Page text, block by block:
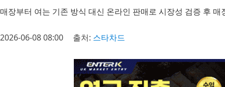
매장부터 여는 기존 방식 대신 온라인 판매로 시장성 검증 후
2026-06-08 08:00 출처: 스타차드